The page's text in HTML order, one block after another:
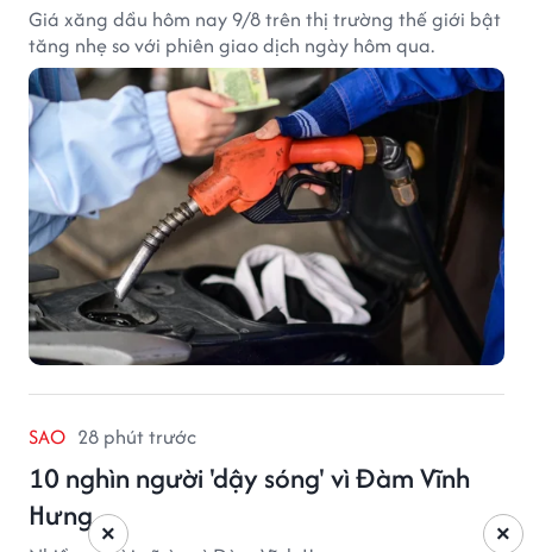
Giá xăng dầu hôm nay 9/8 trên thị trường thế giới bật
tăng nhẹ so với phiên giao dịch ngày hôm qua.
SAO 28 phút trước
10 nghìn người 'dậy sóng' vì Đàm Vĩnh
Hưng
×
×